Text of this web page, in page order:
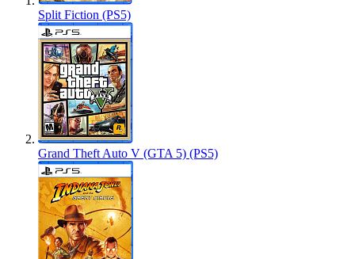
Split Fiction (PS5)
Grand Theft Auto V (GTA 5) (PS5)